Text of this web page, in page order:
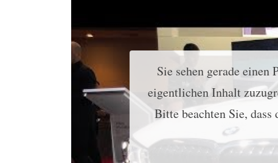
Sie sehen gerade
eigentlichen Inhalt
Bitte beachten Sie,